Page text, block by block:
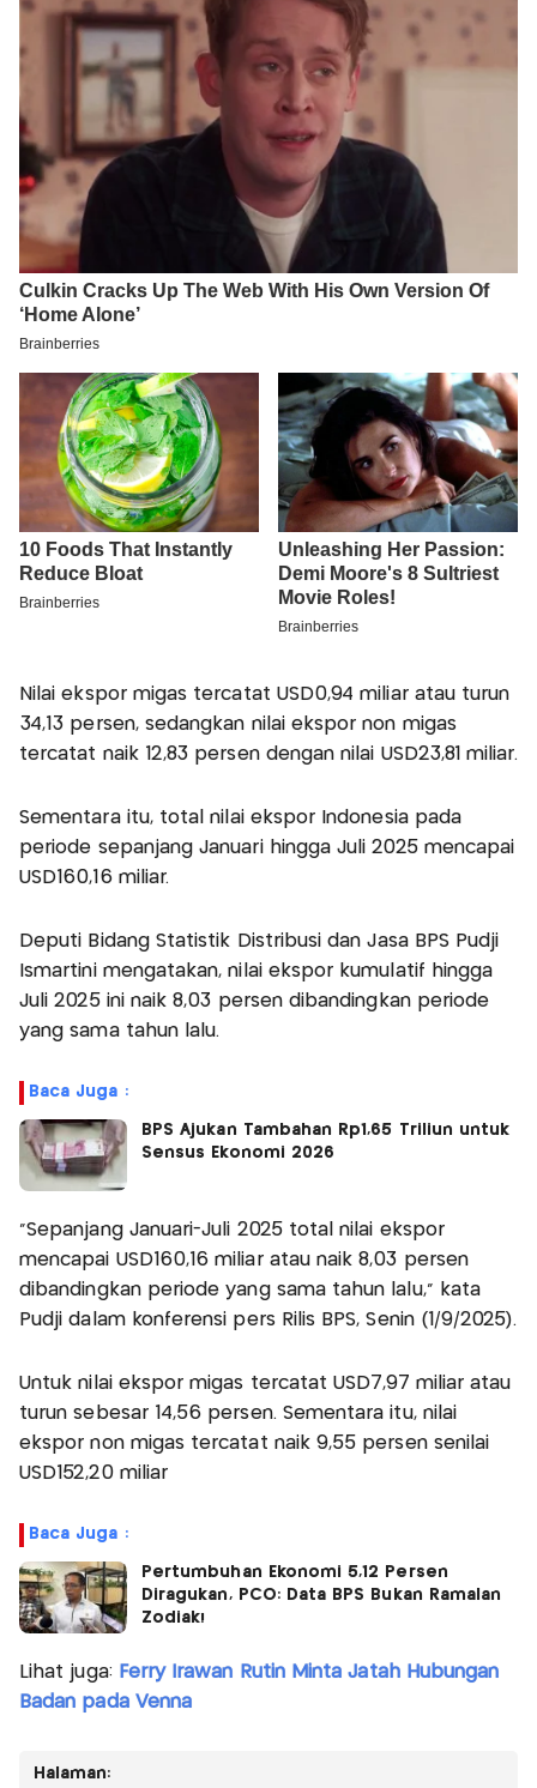
Nilai ekspor migas tercatat USD0,94 miliar atau turun
34,13 persen, sedangkan nilai ekspor non migas
tercatat naik 12,83 persen dengan nilai USD23,81 miliar.
Sementara itu, total nilai ekspor Indonesia pada
periode sepanjang Januari hingga Juli 2025 mencapai
USD160,16 miliar.
Deputi Bidang Statistik Distribusi dan Jasa BPS Pudji
Ismartini mengatakan, nilai ekspor kumulatif hingga
Juli 2025 ini naik 8,03 persen dibandingkan periode
yang sama tahun lalu.
Baca Juga :
BPS Ajukan Tambahan Rp1,65 Triliun untuk
Sensus Ekonomi 2026
"Sepanjang Januari-Juli 2025 total nilai ekspor
mencapai USD160,16 miliar atau naik 8,03 persen
dibandingkan periode yang sama tahun lalu," kata
Pudji dalam konferensi pers Rilis BPS, Senin (1/9/2025).
Untuk nilai ekspor migas tercatat USD7,97 miliar atau
turun sebesar 14,56 persen. Sementara itu, nilai
ekspor non migas tercatat naik 9,55 persen senilai
USD152,20 miliar
Baca Juga :
Pertumbuhan Ekonomi 5,12 Persen
Diragukan, PCO: Data BPS Bukan Ramalan
Zodiak!
Lihat juga: Ferry Irawan Rutin Minta Jatah Hubungan
Badan pada Venna
Halaman: